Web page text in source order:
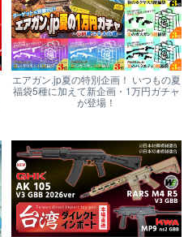
エアガン.jp夏の特別企画！ いつもの夏
福袋5種に加えて新企画・1万円ガチャ
が登場！